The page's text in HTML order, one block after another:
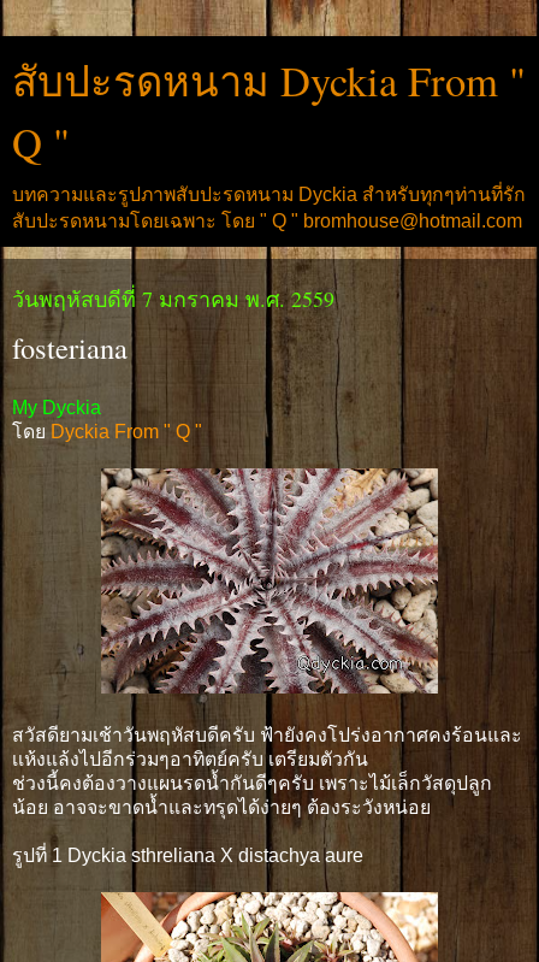
สับปะรดหนาม Dyckia From "
Q "
บทความและรูปภาพสับปะรดหนาม Dyckia สำหรับทุกๆท่านที่รัก
สับปะรดหนามโดยเฉพาะ โดย " Q " bromhouse@hotmail.com
วันพฤหัสบดีที่ 7 มกราคม พ.ศ. 2559
fosteriana
My Dyckia
โดย Dyckia From " Q "
สวัสดียามเช้าวันพฤหัสบดีครับ ฟ้ายังคงโปร่งอากาศคงร้อนและ
เเห้งแล้งไปอีกร่วมๆอาทิตย์ครับ เตรียมตัวกัน
ช่วงนี้คงต้องวางแผนรดน้ำกันดีๆครับ เพราะไม้เล็กวัสดุปลูก
น้อย อาจจะขาดน้ำและทรุดได้ง่ายๆ ต้องระวังหน่อย
รูปที่ 1 Dyckia sthreliana X distachya aure